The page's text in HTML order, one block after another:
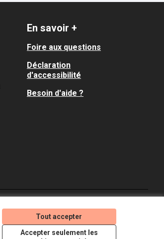
Tout accepter
Accepter seulement les
En savoir +
Foire aux questions
Déclaration
d'accessibilité
Besoin d'aide ?
(Lien externe)
(Lien externe)
(Lien externe)